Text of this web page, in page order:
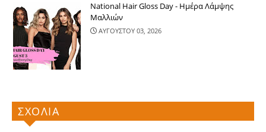
National Hair Gloss Day - Ημέρα Λάμψης
Μαλλιών
ΑΥΓΟΥΣΤΟΥ 03, 2026
ΣΧΟΛΙΑ